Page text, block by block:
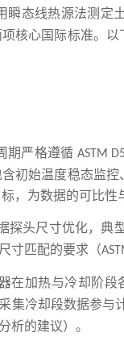
瞬态线热源法测定
核心国际标准。
期严格遵循 ASTM
初始温度稳态监
，为数据的可比性
探头尺寸优化，典
寸匹配的要求（
在加热与冷却阶段
集冷却段数据参与
析的建议）。